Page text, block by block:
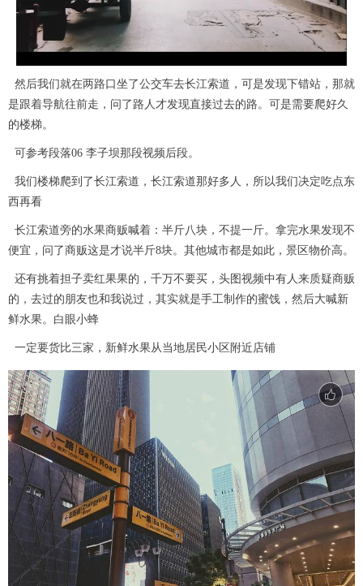
l
a
y
i
e
o
然后我们就在两路口坐了公交车去长江索道，可是发现下错站，那就
是跟着导航往前走，问了路人才发现直接过去的路。可是需要爬好久
的楼梯。
可参考段落06 李子坝那段视频后段。
我们楼梯爬到了长江索道，长江索道那好多人，所以我们决定吃点东
西再看
长江索道旁的水果商贩喊着：半斤八块，不提一斤。拿完水果发现不
便宜，问了商贩这是才说半斤8块。其他城市都是如此，景区物价高。
还有挑着担子卖红果果的，千万不要买，头图视频中有人来质疑商贩
的，去过的朋友也和我说过，其实就是手工制作的蜜饯，然后大喊新
鲜水果。白眼小蜂
一定要货比三家，新鲜水果从当地居民小区附近店铺